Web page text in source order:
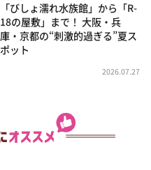
「びしょ濡れ水族館」から「R-
18の屋敷」まで！ 大阪・兵
庫・京都の“刺激的過ぎる”夏ス
ポット
2026.07.27